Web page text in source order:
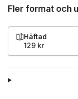
Fler format och
Häftad
129 kr